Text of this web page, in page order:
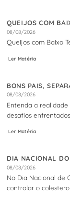
QUEIJOS COM
08/08/2026
Queijos com Baixo
Ler Matéria
BONS PAIS,
08/08/2026
Entenda a realidade
desafios
Ler Matéria
DIA NACIONAL
08/08/2026
No Dia Nacional de
controlar o